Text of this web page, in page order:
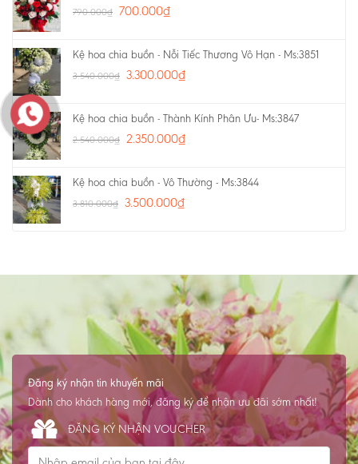
790.000₫ 700.000₫
Kệ hoa chia buồn - Nỗi Tiếc Thương Vô Hạn - Ms:3851
3.540.000₫ 3.300.000₫
Kệ hoa chia buồn - Thành Kính Phân Ưu- Ms:3847
2.540.000₫ 2.350.000₫
Kệ hoa chia buồn - Vô Thường - Ms:3844
3.810.000₫ 3.500.000₫
Đăng ký nhận tin khuyến mãi
Dành cho khách hàng mới, đăng ký để nhận ưu đãi sớm nhất!
ĐĂNG KÝ NHẬN VOUCHER